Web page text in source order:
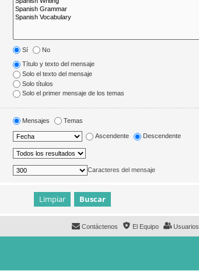
Sí No
Título y texto del mensaje
Solo el texto del mensaje
Solo títulos
Solo el primer mensaje de los temas
Mensajes Temas
Ascendente Descendente
Caracteres del mensaje
Usuarios
El Equipo
Contáctenos